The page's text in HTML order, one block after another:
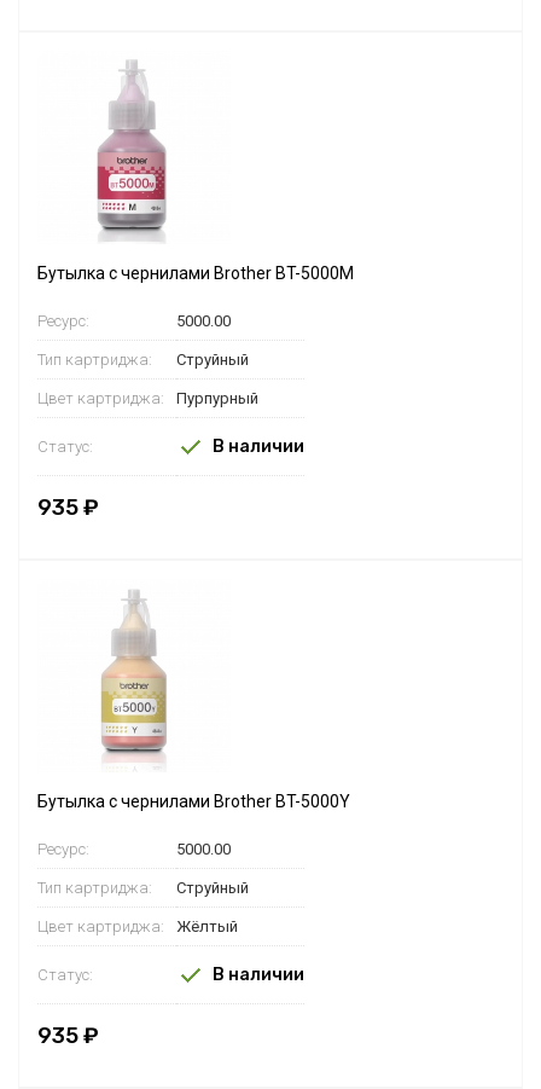
Бутылка с чернилами Brother BT-5000M
Ресурс: 5000.00
Тип картриджа: Струйный
Цвет картриджа: Пурпурный
Статус: В наличии
935 ₽
Бутылка с чернилами Brother BT-5000Y
Ресурс: 5000.00
Тип картриджа: Струйный
Цвет картриджа: Жёлтый
Статус: В наличии
935 ₽